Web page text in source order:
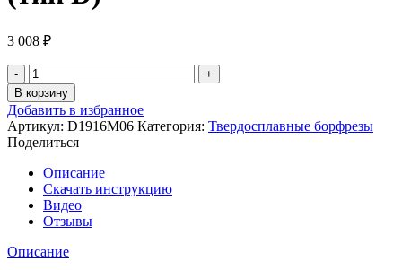
3 008 ₽
Количество
товара
Сферическая
фреза
MESSER
(тип
D)
В корзину
Добавить в избранное
Артикул: D1916M06 Категория: Твердосплавные борфрезы
Поделиться
Описание
Скачать инструкцию
Видео
Отзывы
Описание